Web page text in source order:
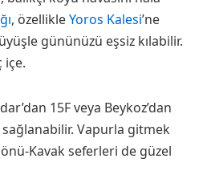
, özellikleYoros Kalesi’ne
gününüzü eşsiz kılabilir.
içe.
15F veya Beykoz’dan
Vapurla gitmek
Kavak seferleri de güzel